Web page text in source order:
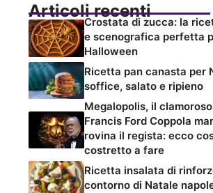
Articoli recenti
Crostata di zucca: la
e scenografica perfetta
Halloween
Ricetta pan canasta per
soffice, salato e ripieno
Megalopolis, il
Francis Ford Coppola
rovina il regista: ecco
costretto a fare
Ricetta insalata di
contorno di Natale